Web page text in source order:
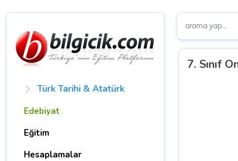
Türk Tarihi & Atatürk
Edebiyat
Eğitim
Hesaplamalar
7. Sınıf